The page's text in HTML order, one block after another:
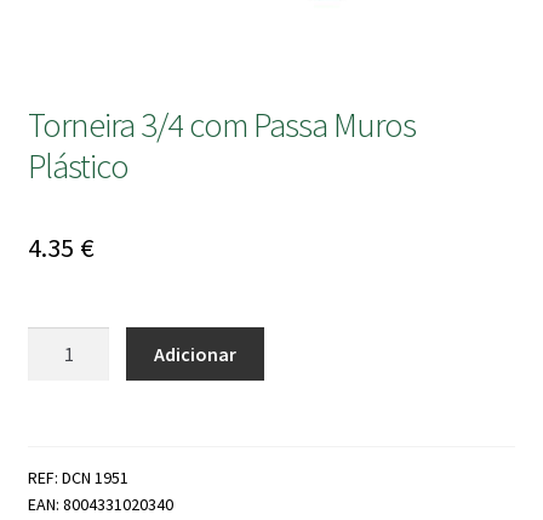
Torneira 3/4 com Passa Muros
Plástico
4.35 €
Passa
Adicionar
REF: DCN 1951
EAN: 8004331020340